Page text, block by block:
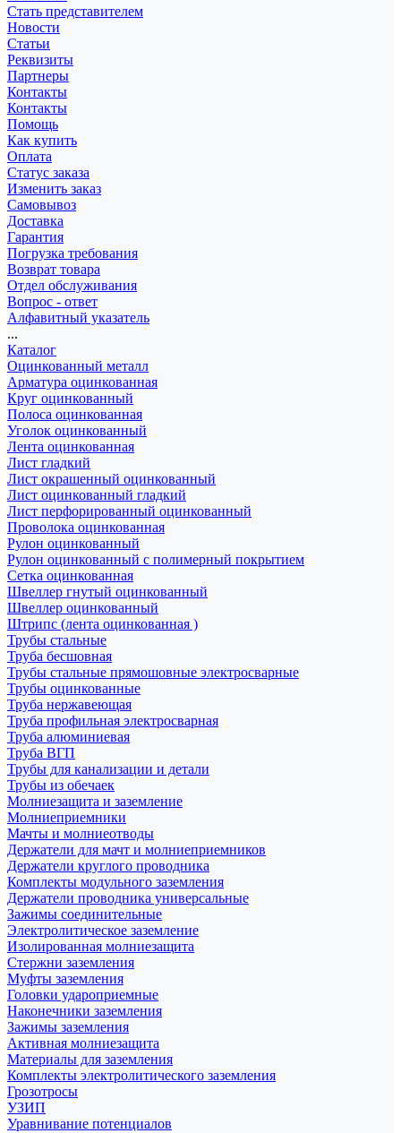
Стать представителем
Новости
Статьи
Реквизиты
Партнеры
Контакты
Контакты
Помощь
Как купить
Оплата
Статус заказа
Изменить заказ
Самовывоз
Доставка
Гарантия
Погрузка требования
Возврат товара
Отдел обслуживания
Вопрос - ответ
Алфавитный указатель
...
Каталог
Оцинкованный металл
Арматура оцинкованная
Круг оцинкованный
Полоса оцинкованная
Уголок оцинкованный
Лента оцинкованная
Лист гладкий
Лист окрашенный оцинкованный
Лист оцинкованный гладкий
Лист перфорированный оцинкованный
Проволока оцинкованная
Рулон оцинкованный
Рулон оцинкованный с полимерный покрытием
Сетка оцинкованная
Швеллер гнутый оцинкованный
Швеллер оцинкованный
Штрипс (лента оцинкованная )
Трубы стальные
Труба бесшовная
Трубы стальные прямошовные электросварные
Трубы оцинкованные
Труба нержавеющая
Труба профильная электросварная
Труба алюминиевая
Труба ВГП
Трубы для канализации и детали
Трубы из обечаек
Молниезащита и заземление
Молниеприемники
Мачты и молниеотводы
Держатели для мачт и молниеприемников
Держатели круглого проводника
Комплекты модульного заземления
Держатели проводника универсальные
Зажимы соединительные
Электролитическое заземление
Изолированная молниезащита
Стержни заземления
Муфты заземления
Головки удароприемные
Наконечники заземления
Зажимы заземления
Активная молниезащита
Материалы для заземления
Комплекты электролитического заземления
Грозотросы
УЗИП
Уравнивание потенциалов